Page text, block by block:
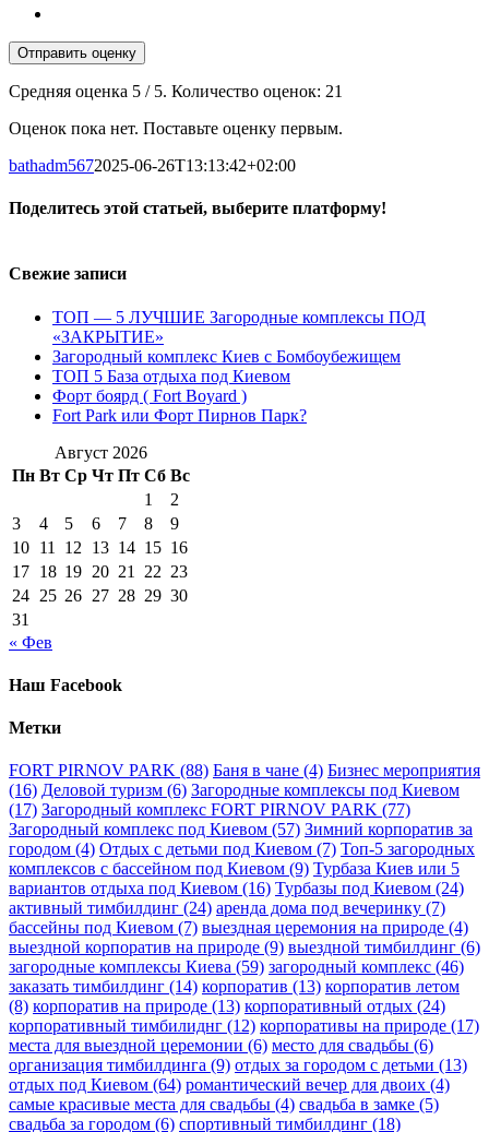
Отправить оценку
Средняя оценка 5 / 5. Количество оценок: 21
Оценок пока нет. Поставьте оценку первым.
bathadm5672025-06-26T13:13:42+02:00
Поделитесь этой статьей, выберите платформу!
Свежие записи
ТОП — 5 ЛУЧШИЕ Загородные комплексы ПОД
«ЗАКРЫТИЕ»
Загородный комплекс Киев с Бомбоубежищем
ТОП 5 База отдыха под Киевом
Форт боярд ( Fort Boyard )
Fort Park или Форт Пирнов Парк?
Август 2026
Пн Вт Ср Чт Пт Сб Вс
1
2
3
4 5 6 7 8
9
10 11 12 13 14 15 16
17 18 19 20 21 22 23
24 25 26 27 28 29 30
31
« Фев
Наш Facebook
Метки
FORT PIRNOV PARK (88) Баня в чане (4) Бизнес мероприятия
(16) Деловой туризм (6) Загородные комплексы под Киевом
(17) Загородный комплекс FORT PIRNOV PARK (77)
Загородный комплекс под Киевом (57) Зимний корпоратив за
городом (4) Отдых с детьми под Киевом (7) Топ-5 загородных
комплексов с бассейном под Киевом (9) Турбаза Киев или 5
вариантов отдыха под Киевом (16) Турбазы под Киевом (24)
активный тимбилдинг (24) аренда дома под вечеринку (7)
бассейны под Киевом (7) выездная церемония на природе (4)
выездной корпоратив на природе (9) выездной тимбилдинг (6)
загородные комплексы Киева (59) загородный комплекс (46)
заказать тимбилдинг (14) корпоратив (13) корпоратив летом
(8) корпоратив на природе (13) корпоративный отдых (24)
корпоративный тимбилиднг (12) корпоративы на природе (17)
места для выездной церемонии (6) место для свадьбы (6)
организация тимбилдинга (9) отдых за городом с детьми (13)
отдых под Киевом (64) романтический вечер для двоих (4)
самые красивые места для свадьбы (4) свадьба в замке (5)
свадьба за городом (6) спортивный тимбилдинг (18)